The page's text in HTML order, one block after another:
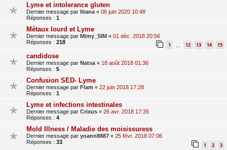
Lyme et intolerance gluten
Dernier message par litana « 06 juin 2020 10:48
Réponses : 1
Métaux lourd et Lyme
Dernier message par Mimy_SIM « 01 déc. 2018 20:56
Réponses : 218 1 12 13 14 15
candidose
Dernier message par Natsa « 18 août 2018 01:36
Réponses : 5
Confusion SED- Lyme
Dernier message par Flam « 22 juin 2018 17:28
Réponses : 1
Lyme et infections intestinales
Dernier message par Crixus « 26 avr. 2018 17:35
Réponses : 4
Mold Illness / Maladie des moisissuress
Dernier message par yoann8887 « 25 févr. 2018 07:06
Réponses : 33 1 2 3